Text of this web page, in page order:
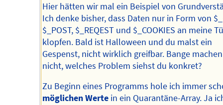
Hier hätten wir mal ein Beispiel von
Ich denke bisher, dass Daten nur in Form von
$_POST, $_REQEST und $_COOKIES an meine
klopfen. Bald ist Halloween und du malst ein
Gespenst, nicht wirklich greifbar. Bange
nicht, welches Problem siehst du konkret?
Zu Beginn eines Programms hole ich immer
möglichen Wertein ein Quarantäne-Array. Ja